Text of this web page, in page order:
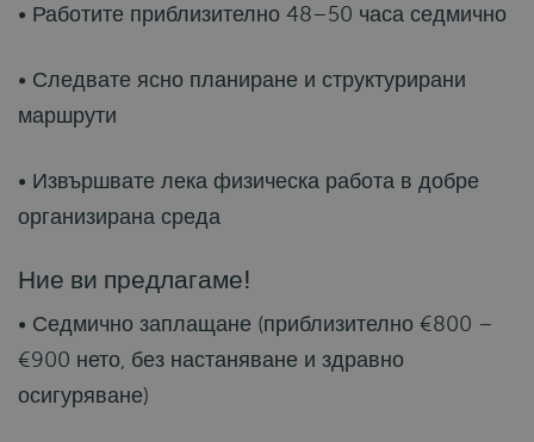
• Работите приблизително 48–50 часа седмично
• Следвате ясно планиране и структурирани
маршрути
• Извършвате лека физическа работа в добре
организирана среда
Ние ви предлагаме!
• Седмично заплащане (приблизително €800 –
€900 нето, без настаняване и здравно
осигуряване)